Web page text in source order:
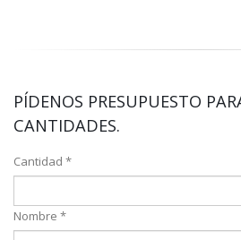
PÍDENOS PRESUPUESTO
CANTIDADES.
Cantidad *
Nombre *